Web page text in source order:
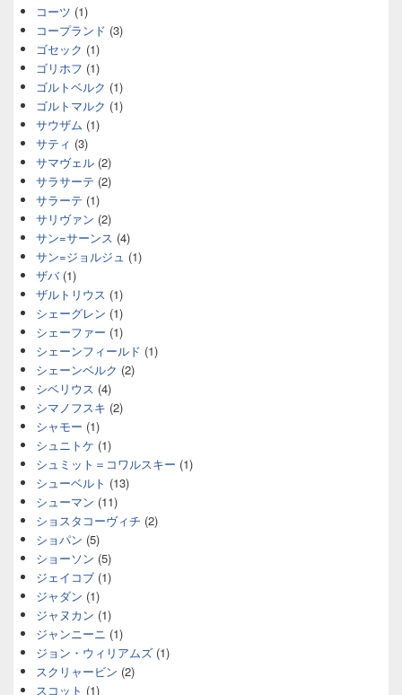
コーツ (1)
コープランド (3)
ゴセック (1)
ゴリホフ (1)
ゴルトベルク (1)
ゴルトマルク (1)
サウザム (1)
サティ (3)
サマヴェル (2)
サラサーテ (2)
サラーテ (1)
サリヴァン (2)
サン=サーンス (4)
サン=ジョルジュ (1)
ザバ(1)
ザルトリウス (1)
シェーグレン (1)
シェーファー (1)
シェーンフィールド (1)
シェーンベルク (2)
シベリウス (4)
シマノフスキ (2)
シャモー (1)
シュニトケ (1)
シュミット＝コワルスキー (1)
シューベルト (13)
シューマン (11)
ショスタコーヴィチ (2)
ショパン (5)
ショーソン (5)
ジェイコブ (1)
ジャダン (1)
ジャヌカン (1)
ジャンニーニ (1)
ジョン・ウィリアムズ (1)
スクリャービン (2)
スコット (1)